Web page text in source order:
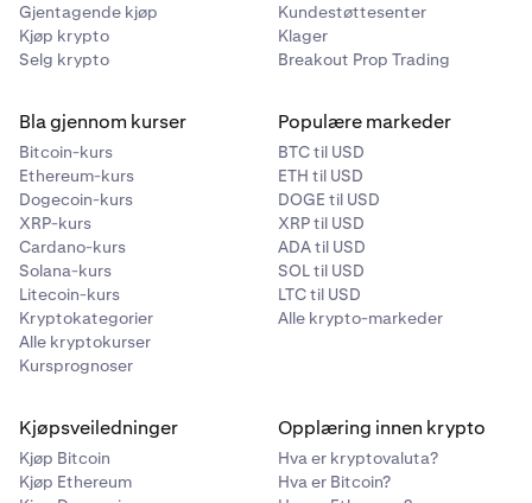
Gjentagende kjøp
Kjøp krypto
Selg krypto
Kundestøttesenter
Klager
Breakout Prop Trading
Bla gjennom kurser
Bitcoin-kurs
Ethereum-kurs
Dogecoin-kurs
XRP-kurs
Cardano-kurs
Solana-kurs
Litecoin-kurs
Kryptokategorier
Alle kryptokurser
Kursprognoser
Populære markeder
BTC til USD
ETH til USD
DOGE til USD
XRP til USD
ADA til USD
SOL til USD
LTC til USD
Alle krypto-markeder
Kjøpsveiledninger
Kjøp Bitcoin
Kjøp Ethereum
Opplæring innen krypto
Hva er kryptovaluta?
Hva er Bitcoin?